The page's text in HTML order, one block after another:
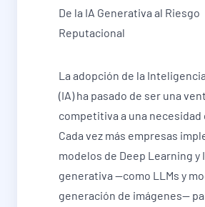
De la IA Generativa al Riesgo
Reputacional
La adopción de la
(IA) ha pasado de ser una
competitiva a una necesidad
Cada vez más empresas
modelos de Deep Learning y
generativa —como LLMs y
generación de imágenes—